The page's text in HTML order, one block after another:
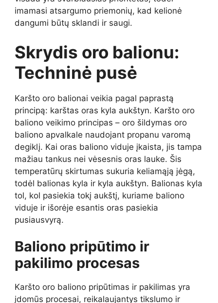
imamasi atsargumo priemonių, kad kelionė
dangumi būtų sklandi ir saugi.
Skrydis oro balionu:
Techninė pusė
Karšto oro balionai veikia pagal paprastą
principą: karštas oras kyla aukštyn. Karšto oro
baliono veikimo principas – oro šildymas oro
baliono apvalkale naudojant propanu varomą
degiklį. Kai oras baliono viduje įkaista, jis tampa
mažiau tankus nei vėsesnis oras lauke. Šis
temperatūrų skirtumas sukuria keliamąją jėgą,
todėl balionas kyla ir kyla aukštyn. Balionas kyla
tol, kol pasiekia tokį aukštį, kuriame baliono
viduje ir išorėje esantis oras pasiekia
pusiausvyrą.
Baliono pripūtimo ir
pakilimo procesas
Karšto oro baliono pripūtimas ir pakilimas yra
įdomūs procesai, reikalaujantys tikslumo ir